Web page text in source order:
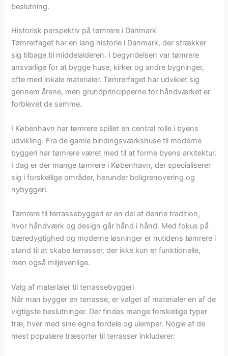
beslutning.
Historisk perspektiv på tømrere i Danmark
Tømrerfaget har en lang historie i Danmark, der strækker
sig tilbage til middelalderen. I begyndelsen var tømrere
ansvarlige for at bygge huse, kirker og andre bygninger,
ofte med lokale materialer. Tømrerfaget har udviklet sig
gennem årene, men grundprincipperne for håndværket er
forblevet de samme.
I København har tømrere spillet en central rolle i byens
udvikling. Fra de gamle bindingsværkshuse til moderne
byggeri har tømrere været med til at forme byens arkitektur.
I dag er der mange tømrere i København, der specialiserer
sig i forskellige områder, herunder boligrenovering og
nybyggeri.
Tømrere til terrassebyggeri er en del af denne tradition,
hvor håndværk og design går hånd i hånd. Med fokus på
bæredygtighed og moderne løsninger er nutidens tømrere i
stand til at skabe terrasser, der ikke kun er funktionelle,
men også miljøvenlige.
Valg af materialer til terrassebyggeri
Når man bygger en terrasse, er valget af materialer en af de
vigtigste beslutninger. Der findes mange forskellige typer
træ, hver med sine egne fordele og ulemper. Nogle af de
mest populære træsorter til terrasser inkluderer: